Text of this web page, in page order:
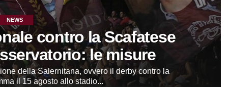
NEWS
contro la Scafatese
le misure
della Salernitana, ovvero il derby contro la
il 15 agosto allo stadio...